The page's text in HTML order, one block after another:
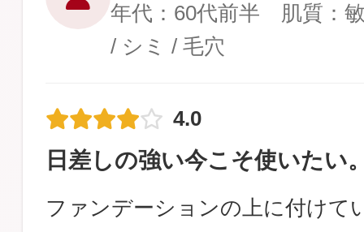
年代：60代前半 肌質：
/ シミ / 毛穴
4.0
日差しの強い今こそ使いたい
ファンデーションの上に付けて